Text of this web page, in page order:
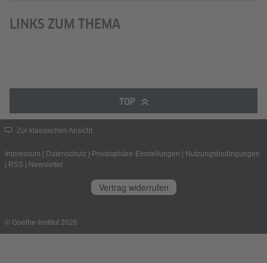
LINKS ZUM THEMA
TOP
Zur klassischen Ansicht
Impressum | Datenschutz | Privatsphäre-Einstellungen | Nutzungsbedingungen
| RSS | Newsletter
Vertrag widerrufen
© Goethe-Institut 2026